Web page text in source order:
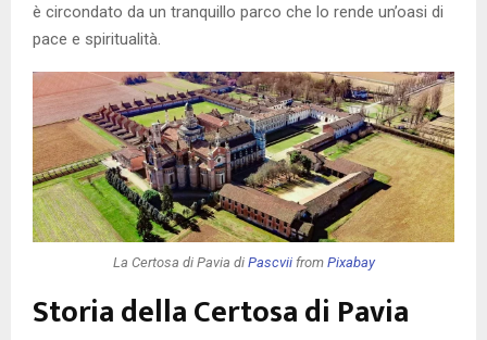
è circondato da un tranquillo parco che lo rende un’oasi di
pace e spiritualità.
La Certosa di Pavia di Pascviifrom Pixabay
Storia della Certosa di Pavia